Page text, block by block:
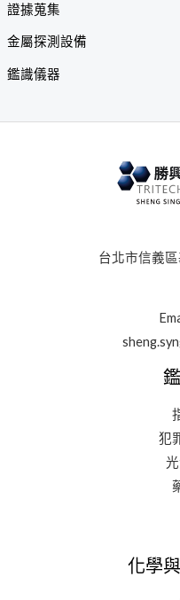
證據蒐集
金屬探測設備
鑑識儀器
台北市信義
犯
化學